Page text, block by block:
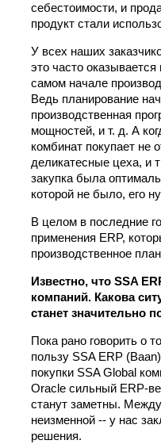
себестоимости, и
продукт стали
У всех наших
это часто
самом начале
Ведь планирование
производственная
мощностей, и т. д. А
комбинат покупает не
деликатесные цеха, и
закупка была
которой не было, его
В целом в последние
применения ERP,
производственное
Известно, что SSA
компаний. Какова
станет значительно
Пока рано говорить о
пользу SSA ERP
покупки SSA Global
Oracle cильный ERP-
станут заметны.
неизменной -- у нас
решения.